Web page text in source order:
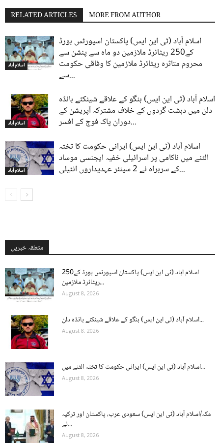
RELATED ARTICLES MORE FROM AUTHOR
اسلام آباد
اسلام آباد (ٹی این ایس) پاکستان اسپورٹس بورڈ
کے250 ریٹائرڈ ملازمین دو ماہ سے پنشن سے
محروم متاثرہ ریٹائرڈ ملازمین کا وفاقی حکومت
سے...
اسلام آباد
اسلام آباد (ٹی این ایس) ہنگو کے علاقے شینکئے بانڈہ
دلن میں دہشت گردوں کے خلاف مشترکہ آپریشن کے
دوران پاک فوج کے افسر...
اسلام آباد
اسلام آباد (ٹی این ایس) ایرانی حکومت کا تختہ
الٹنے میں ناکامی پر اسرائیلی خفیہ ایجنسی موساد
کے سربراہ نے 2 سینئر عہدیداروں انٹیلی...
متعلقہ خبریں
اسلام آباد (ٹی این ایس) پاکستان اسپورٹس بورڈ کے250
ریٹائرڈ ملازمین...
August 8, 2026
اسلام آباد (ٹی این ایس) ہنگو کے علاقے شینکئے بانڈہ دلن...
August 8, 2026
اسلام آباد (ٹی این ایس) ایرانی حکومت کا تختہ الٹنے میں...
August 8, 2026
مکہ/اسلام آباد (ٹی این ایس) سعودی عرب، پاکستان اور ترکیہ
نے...
August 8, 2026